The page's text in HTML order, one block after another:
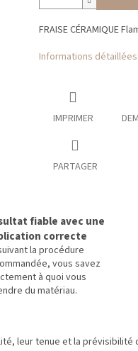
FRAISE CÉRAMIQUE
Informations détaillées
IMPRIMER
PARTAGER
fiable avec une
correcte
la procédure
vous savez
à quoi vous
du matériau.
leur tenue et la